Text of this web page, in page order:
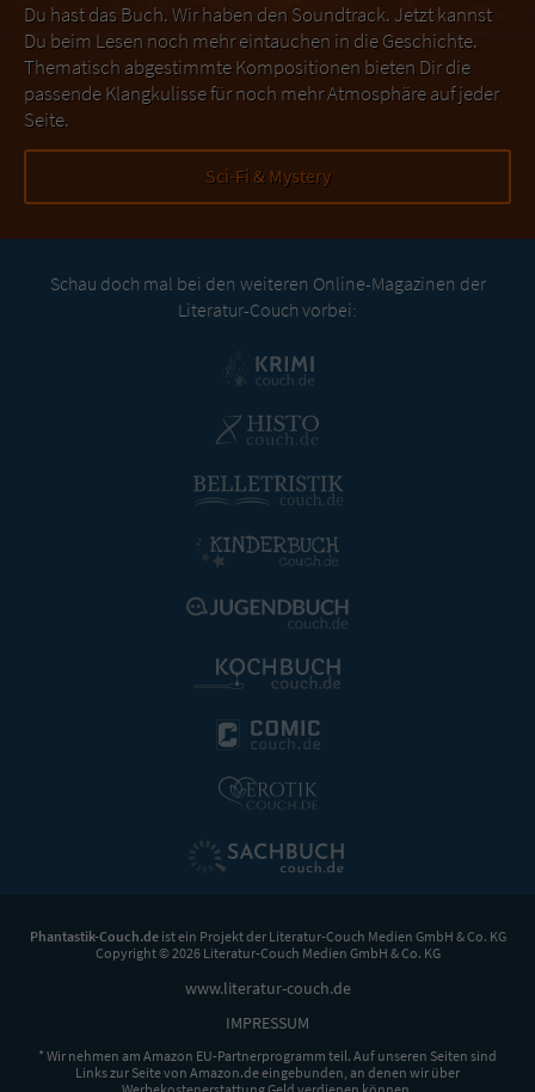
Du hast das Buch. Wir haben den Soundtrack. Jetzt kannst
Du beim Lesen noch mehr eintauchen in die Geschichte.
Thematisch abgestimmte Kompositionen bieten Dir die
passende Klangkulisse für noch mehr Atmosphäre auf jeder
Seite.
Sci-Fi & Mystery
Schau doch mal bei den weiteren Online-Magazinen der
Literatur-Couch vorbei:
Phantastik-Couch.deist ein Projekt der Literatur-Couch Medien GmbH & Co. KG
Copyright © 2026 Literatur-Couch Medien GmbH & Co. KG
www.literatur-couch.de
IMPRESSUM
* Wir nehmen am Amazon EU-Partnerprogramm teil. Auf unseren Seiten sind
Links zur Seite von Amazon.de eingebunden, an denen wir über